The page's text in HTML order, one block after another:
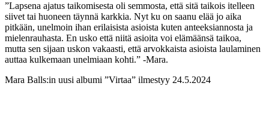
”Lapsena ajatus taikomisesta oli semmosta, että sitä taikois itelleen
siivet tai huoneen täynnä karkkia. Nyt ku on saanu elää jo aika
pitkään, unelmoin ihan erilaisista asioista kuten anteeksiannosta ja
mielenrauhasta. En usko että niitä asioita voi elämäänsä taikoa,
mutta sen sijaan uskon vakaasti, että arvokkaista asioista laulaminen
auttaa kulkemaan unelmiaan kohti.” -Mara.
Mara Balls:in uusi albumi ”Virtaa” ilmestyy 24.5.2024